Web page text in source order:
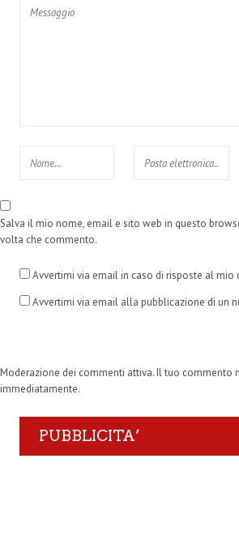
Salva il mio nome, email e sito web in questo
volta che commento.
Avvertimi via email in caso di risposte al mio
Avvertimi via email alla pubblicazione di un
Moderazione dei commenti attiva. Il tuo commento
immediatamente.
PUBBLICITA’